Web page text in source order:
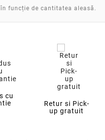
funcție de cantitatea aleasă.
cu
Retur si Pick-
up gratuit